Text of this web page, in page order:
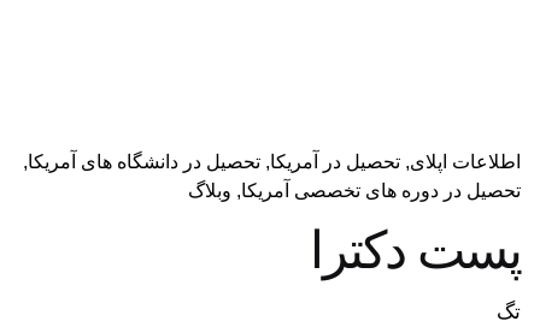
اطلاعات اپلای تحصیل در آمریکا تحصیل در دانشگاه های آمریکا
تحصیل در دوره های تخصصی آمریکا وبلاگ
پست دکترا
تگ